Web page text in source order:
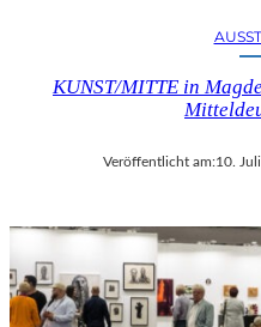
KUNST/MITTE in
Veröffentlicht am:10.